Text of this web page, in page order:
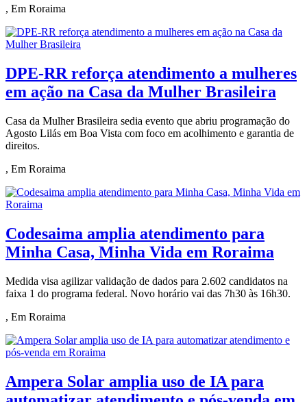
, Em Roraima
DPE-RR reforça atendimento a mulheres
em ação na Casa da Mulher Brasileira
Casa da Mulher Brasileira sedia evento que abriu programação do
Agosto Lilás em Boa Vista com foco em acolhimento e garantia de
direitos.
, Em Roraima
Codesaima amplia atendimento para
Minha Casa, Minha Vida em Roraima
Medida visa agilizar validação de dados para 2.602 candidatos na
faixa 1 do programa federal. Novo horário vai das 7h30 às 16h30.
, Em Roraima
Ampera Solar amplia uso de IA para